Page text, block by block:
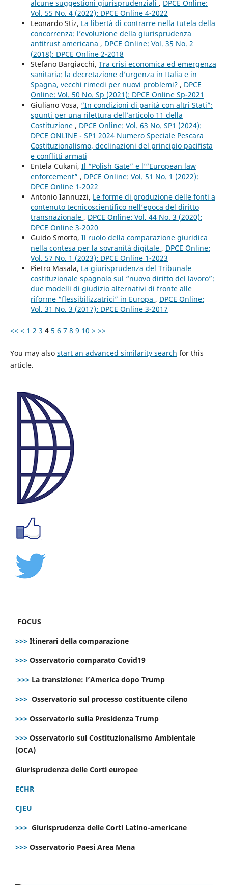
alcune suggestioni giurisprudenziali , DPCE Online:
Vol. 55 No. 4 (2022): DPCE Online 4-2022
Leonardo Stiz, La libertà di contrarre nella tutela della
concorrenza: l’evoluzione della giurisprudenza
antitrust americana , DPCE Online: Vol. 35 No. 2
(2018): DPCE Online 2-2018
Stefano Bargiacchi, Tra crisi economica ed emergenza
sanitaria: la decretazione d’urgenza in Italia e in
Spagna, vecchi rimedi per nuovi problemi? , DPCE
Online: Vol. 50 No. Sp (2021): DPCE Online Sp-2021
Giuliano Vosa, “In condizioni di parità con altri Stati”:
spunti per una rilettura dell’articolo 11 della
Costituzione , DPCE Online: Vol. 63 No. SP1 (2024):
DPCE ONLINE - SP1 2024 Numero Speciale Pescara
Costituzionalismo, declinazioni del principio pacifista
e conflitti armati
Entela Cukani, Il “Polish Gate” e l’“European law
enforcement” , DPCE Online: Vol. 51 No. 1 (2022):
DPCE Online 1-2022
Antonio Iannuzzi, Le forme di produzione delle fonti a
contenuto tecnicoscientifico nell’epoca del diritto
transnazionale , DPCE Online: Vol. 44 No. 3 (2020):
DPCE Online 3-2020
Guido Smorto, Il ruolo della comparazione giuridica
nella contesa per la sovranità digitale , DPCE Online:
Vol. 57 No. 1 (2023): DPCE Online 1-2023
Pietro Masala, La giurisprudenza del Tribunale
costituzionale spagnolo sul “nuovo diritto del lavoro”:
due modelli di giudizio alternativi di fronte alle
riforme “flessibilizzatrici” in Europa , DPCE Online:
Vol. 31 No. 3 (2017): DPCE Online 3-2017
<< < 1 2 3 4 5 6 7 8 9 10 > >>
You may also start an advanced similarity search for this
article.
FOCUS
>>> Itinerari della comparazione
>>> Osservatorio comparato Covid19
>>> La transizione: l’America dopo Trump
>>> Osservatorio sul processo costituente cileno
>>> Osservatorio sulla Presidenza Trump
>>> Osservatorio sul Costituzionalismo Ambientale
(OCA)
Giurisprudenza delle Corti europee
ECHR
CJEU
>>> Giurisprudenza delle Corti Latino-americane
>>> Osservatorio Paesi Area Mena